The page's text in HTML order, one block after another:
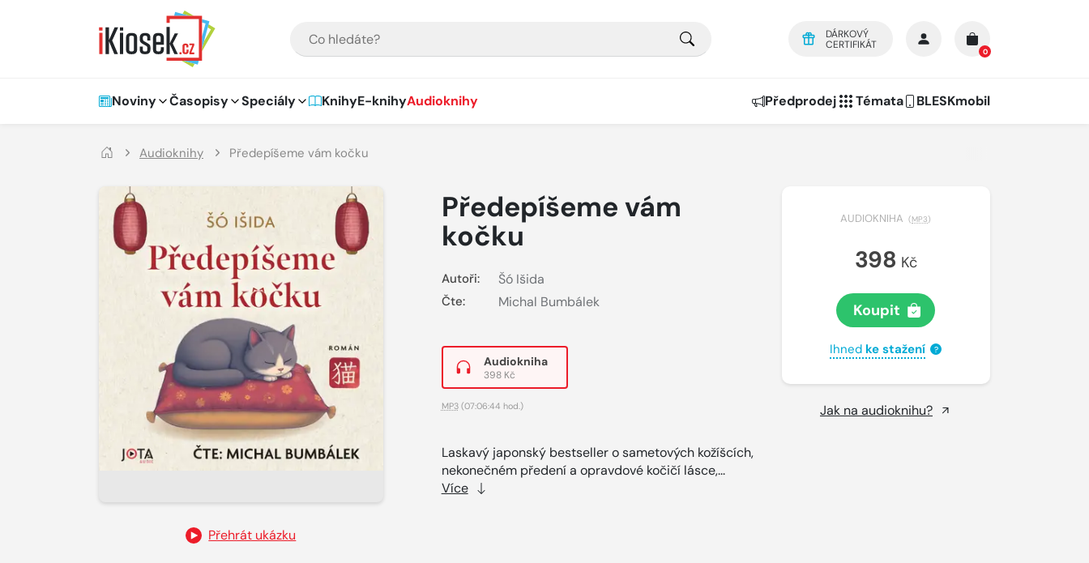
DÁRKOVÝ
CERTIFIKÁT
0
Hlavní navigace
Noviny Časopisy Speciály KnihyE-knihyAudioknihy Předprodej Témata BLESKmobil
Audioknihy Předepíšeme vám kočku
Přehrát ukázku
Předepíšeme vám
kočku
Autoři: Šó Išida
Čte: Michal Bumbálek
Audiokniha
398 Kč
MP3(07:06:44 hod.)
Laskavý japonský bestseller o sametových kožíšcích,
nekonečném předení a opravdové kočičí lásce,...
Více
AUDIOKNIHA (MP3)
398 Kč
Koupit
Ihned ke stažení ?
Jak na audioknihu?